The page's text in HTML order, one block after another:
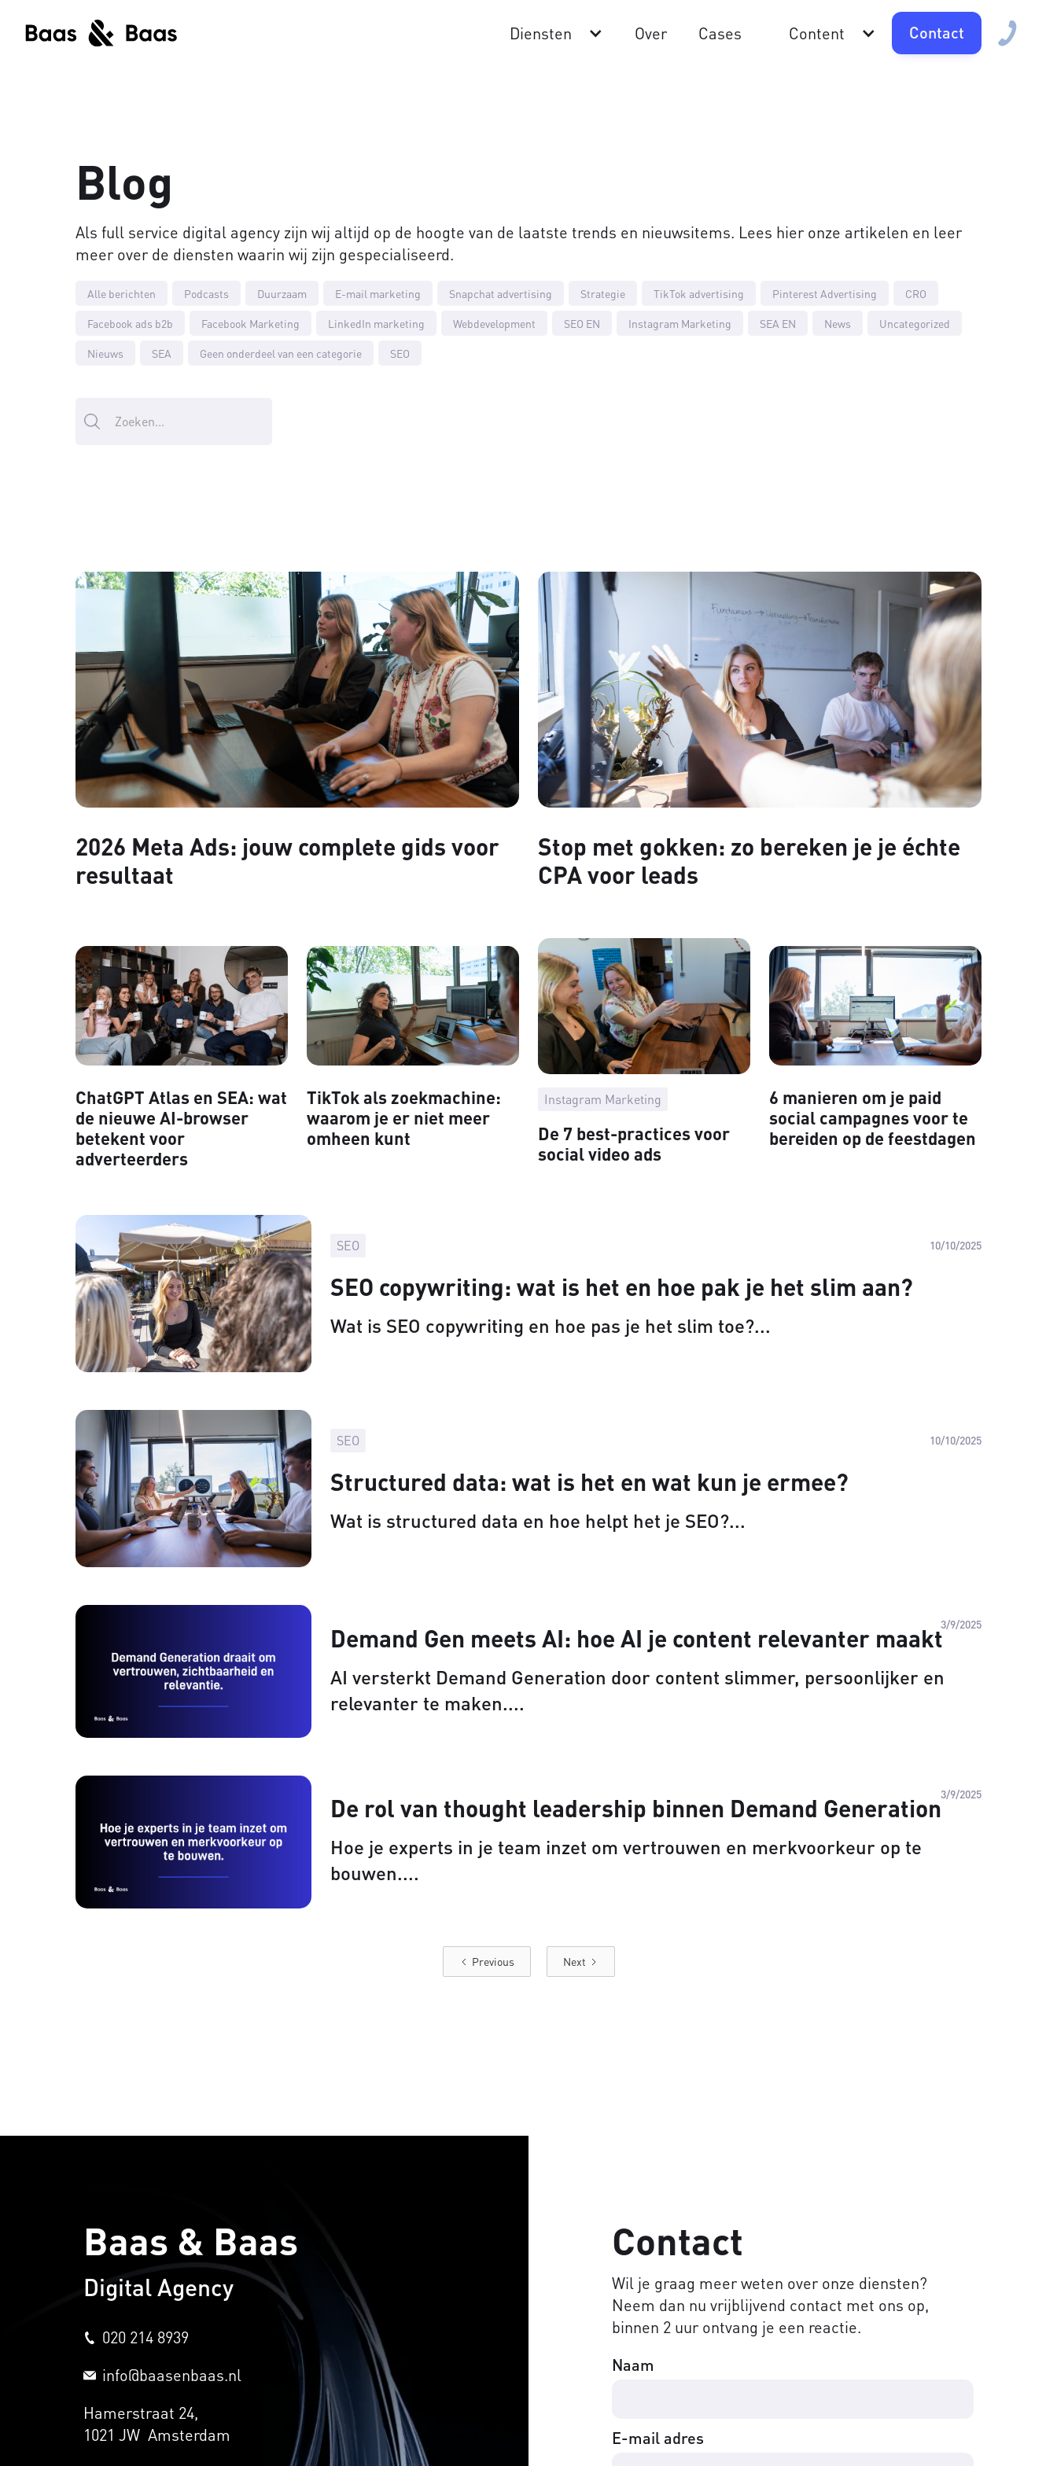
Diensten Over Cases Content Contact
Blog
Als full service digital agency zijn wij altijd op de hoogte van de laatste trends en nieuwsitems. Lees hier onze artikelen en leer
meer over de diensten waarin wij zijn gespecialiseerd.
Alle berichten Podcasts Duurzaam E-mail marketing Snapchat advertising Strategie TikTok advertising Pinterest Advertising CRO
Facebook ads b2b Facebook Marketing LinkedIn marketing Webdevelopment SEO EN Instagram Marketing SEA EN News Uncategorized
Nieuws SEA Geen onderdeel van een categorie SEO
2026 Meta Ads: jouw complete gids voor
resultaat
Stop met gokken: zo bereken je je échte
CPA voor leads
ChatGPT Atlas en SEA: wat
de nieuwe AI-browser
betekent voor
adverteerders
TikTok als zoekmachine:
waarom je er niet meer
omheen kunt
Instagram Marketing
De 7 best-practices voor
social video ads
6 manieren om je paid
social campagnes voor te
bereiden op de feestdagen
SEO 10/10/2025
SEO copywriting: wat is het en hoe pak je het slim aan?
Wat is SEO copywriting en hoe pas je het slim toe?
SEO 10/10/2025
Structured data: wat is het en wat kun je ermee?
Wat is structured data en hoe helpt het je SEO?
3/9/2025
Demand Gen meets AI: hoe AI je content relevanter maakt
AI versterkt Demand Generation door content slimmer, persoonlijker en
relevanter te maken.
3/9/2025
De rol van thought leadership binnen Demand Generation
Hoe je experts in je team inzet om vertrouwen en merkvoorkeur op te
bouwen.
Previous Next
Baas & Baas
Digital Agency
020 214 8939
info@baasenbaas.nl
Hamerstraat 24,
1021 JW Amsterdam
Contact
Wil je graag meer weten over onze diensten?
Neem dan nu vrijblijvend contact met ons op,
binnen 2 uur ontvang je een reactie.
Naam
E-mail adres